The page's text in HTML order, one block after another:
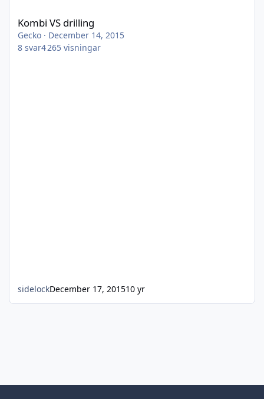
Kombi VS drilling
Gecko · December 14, 2015
8 svar4 265 visningar
sidelockDecember 17, 201510 yr